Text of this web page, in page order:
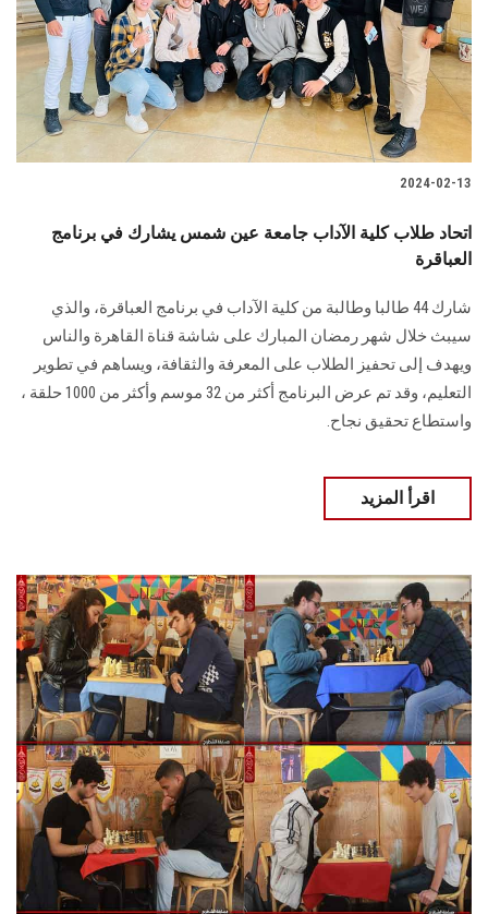
2024-02-13
اتحاد طلاب كلية الآداب جامعة عين شمس يشارك في برنامج
العباقرة
شارك 44 طالبا وطالبة من كلية الآداب في برنامج العباقرة، والذي
ويهدف إلى تحفيز الطلاب على المعرفة والثقافة، ويساهم في تطوير
التعليم، وقد ‏تم عرض البرنامج أكثر من 32 موسم وأكثر من 1000 حلقة ،
واستطاع تحقيق نجاح.
اقرأ المزيد